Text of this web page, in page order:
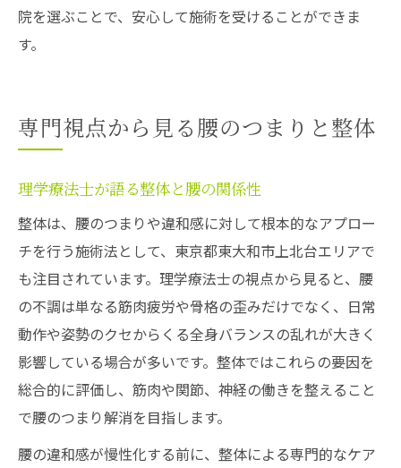
院を選ぶことで、安心して施術を受けることができま
す。
専門視点から見る腰のつまりと整体
理学療法士が語る整体と腰の関係性
整体は、腰のつまりや違和感に対して根本的なアプロー
チを行う施術法として、東京都東大和市上北台エリアで
も注目されています。理学療法士の視点から見ると、腰
の不調は単なる筋肉疲労や骨格の歪みだけでなく、日常
動作や姿勢のクセからくる全身バランスの乱れが大きく
影響している場合が多いです。整体ではこれらの要因を
総合的に評価し、筋肉や関節、神経の働きを整えること
で腰のつまり解消を目指します。
腰の違和感が慢性化する前に、整体による専門的なケア